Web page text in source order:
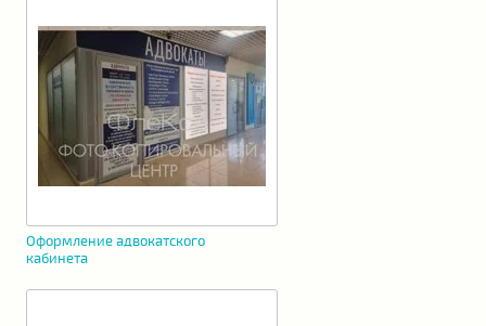
Оформление адвокатского
кабинета